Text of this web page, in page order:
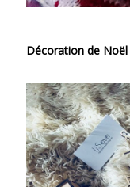
Décoration de Noël